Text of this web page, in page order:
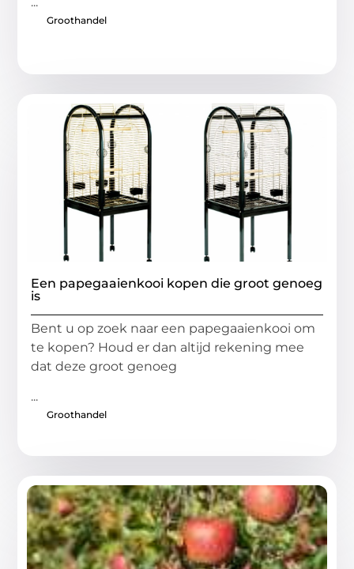
Groothandel
Een papegaaienkooi kopen die groot genoeg
is
Bent u op zoek naar een papegaaienkooi om
te kopen? Houd er dan altijd rekening mee
dat deze groot genoeg
...
Groothandel